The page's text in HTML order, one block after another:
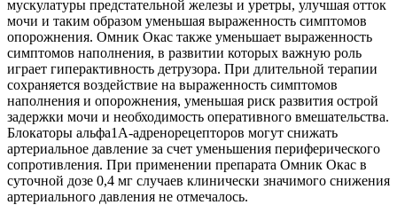
мускулатуры предстательной железы и уретры, улучшая отток
мочи и таким образом уменьшая выраженность симптомов
опорожнения. Омник Окас также уменьшает выраженность
симптомов наполнения, в развитии которых важную роль
играет гиперактивность детрузора. При длительной терапии
сохраняется воздействие на выраженность симптомов
наполнения и опорожнения, уменьшая риск развития острой
задержки мочи и необходимость оперативного вмешательства.
Блокаторы альфа1А-адренорецепторов могут снижать
артериальное давление за счет уменьшения периферического
сопротивления. При применении препарата Омник Окас в
суточной дозе 0,4 мг случаев клинически значимого снижения
артериального давления не отмечалось.